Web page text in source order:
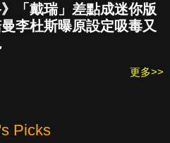
》「戴瑞」差點成迷你版
李杜斯曝原設定吸毒又
更多>>
Picks